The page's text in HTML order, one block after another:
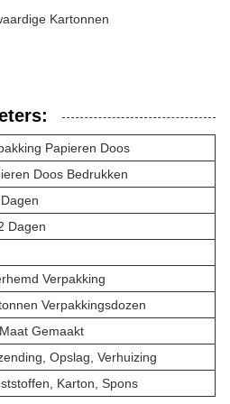
Kartonnen
Papieren Doos
Doos Bedrukken
Dagen
Verpakking
Verpakkingsdozen
Gemaakt
Opslag, Verhuizing
Karton, Spons